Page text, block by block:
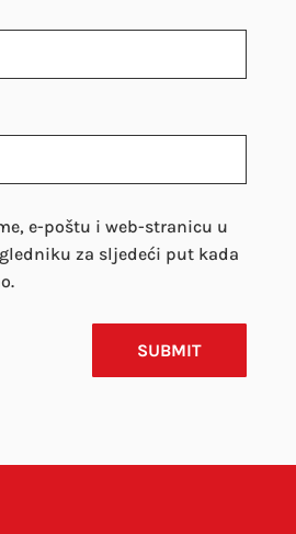
e-poštu i web-stranicu u
za sljedeći put kada
SUBMIT